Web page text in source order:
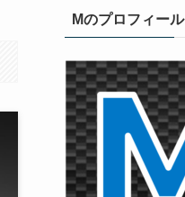
Mのプロフィール